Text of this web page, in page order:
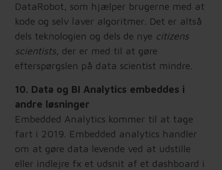
DataRobot, som hjælper brugerne med at
kode og selv laver algoritmer. Det er altså
dels teknologien og dels de nye citizens
scientists, der er med til at gøre
efterspørgslen på data scientist mindre.
10. Data og BI Analytics embeddes i
andre løsninger
Embedded Analytics kommer til at tage
fart i 2019. Embedded analytics handler
om at gøre data levende ved at udstille
eller indlejre fx et udsnit af et dashboard i